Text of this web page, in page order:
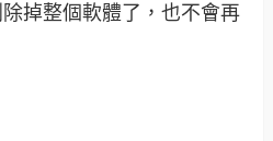
掉整個軟體了，也不會再